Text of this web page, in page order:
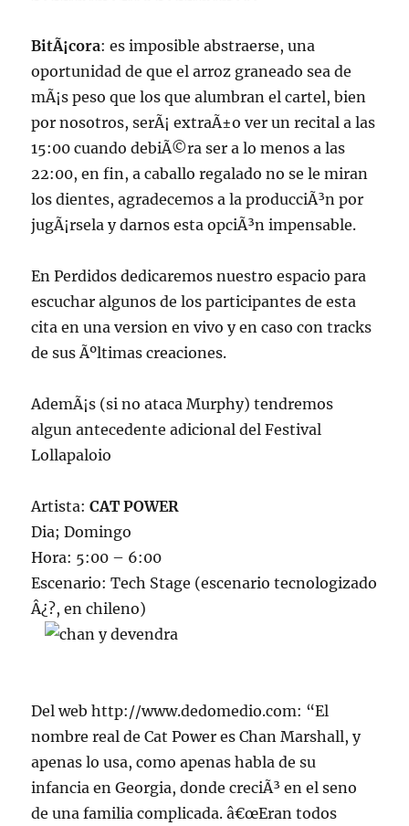
Radio
U.
Chile
BitÃ¡cora: es imposible abstraerse, una
oportunidad de que el arroz graneado sea de
mÃ¡s peso que los que alumbran el cartel, bien
por nosotros, serÃ¡ extraÃ±o ver un recital a las
15:00 cuando debiÃ©ra ser a lo menos a las
22:00, en fin, a caballo regalado no se le miran
los dientes, agradecemos a la producciÃ³n por
jugÃ¡rsela y darnos esta opciÃ³n impensable.
En Perdidos dedicaremos nuestro espacio para
escuchar algunos de los participantes de esta
cita en una version en vivo y en caso con tracks
de sus Ãºltimas creaciones.
AdemÃ¡s (si no ataca Murphy) tendremos
algun antecedente adicional del Festival
Lollapaloio
Artista:CAT POWER
Dia; Domingo
Hora: 5:00 – 6:00
Escenario: Tech Stage (escenario tecnologizado
Â¿?, en chileno)
Del web http://www.dedomedio.com: “El
nombre real de Cat Power es Chan Marshall, y
apenas lo usa, como apenas habla de su
infancia en Georgia, donde creciÃ³ en el seno
de una familia complicada. â€œEran todos